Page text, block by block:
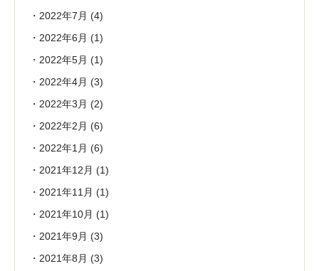
2022年7月 (4)
2022年6月 (1)
2022年5月 (1)
2022年4月 (3)
2022年3月 (2)
2022年2月 (6)
2022年1月 (6)
2021年12月 (1)
2021年11月 (1)
2021年10月 (1)
2021年9月 (3)
2021年8月 (3)